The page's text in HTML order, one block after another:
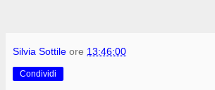
Silvia Sottile ore 13:46:00
Condividi